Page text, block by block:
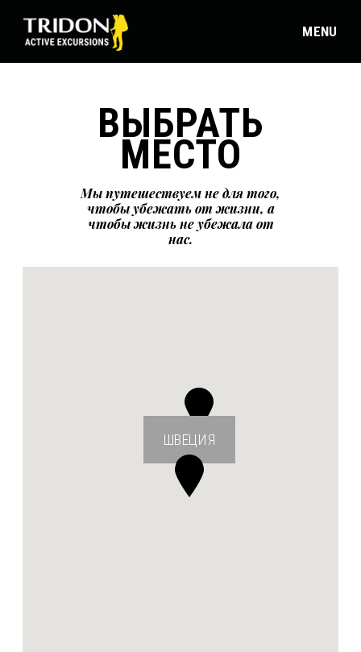
MENU
ВЫБРАТЬ
МЕСТО
Мы путешествуем не для того,
чтобы убежать от жизни, а
чтобы жизнь не убежала от
нас.
ШВЕЦИЯ